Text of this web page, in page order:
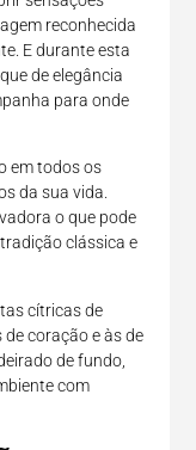
reconhecida
E durante esta
de elegância
para onde
em todos os
da sua vida.
o que pode
clássica e
cítricas de
coração e às de
de fundo,
com